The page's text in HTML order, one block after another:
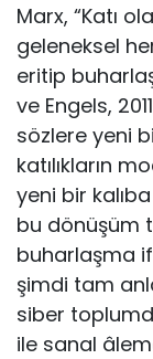
Marx, “Katı
geleneksel
eritip
ve Engels,
sözlere yeni
katılıkların
yeni bir
bu dönüşüm
buharlaşma
şimdi tam
siber
ile sanal